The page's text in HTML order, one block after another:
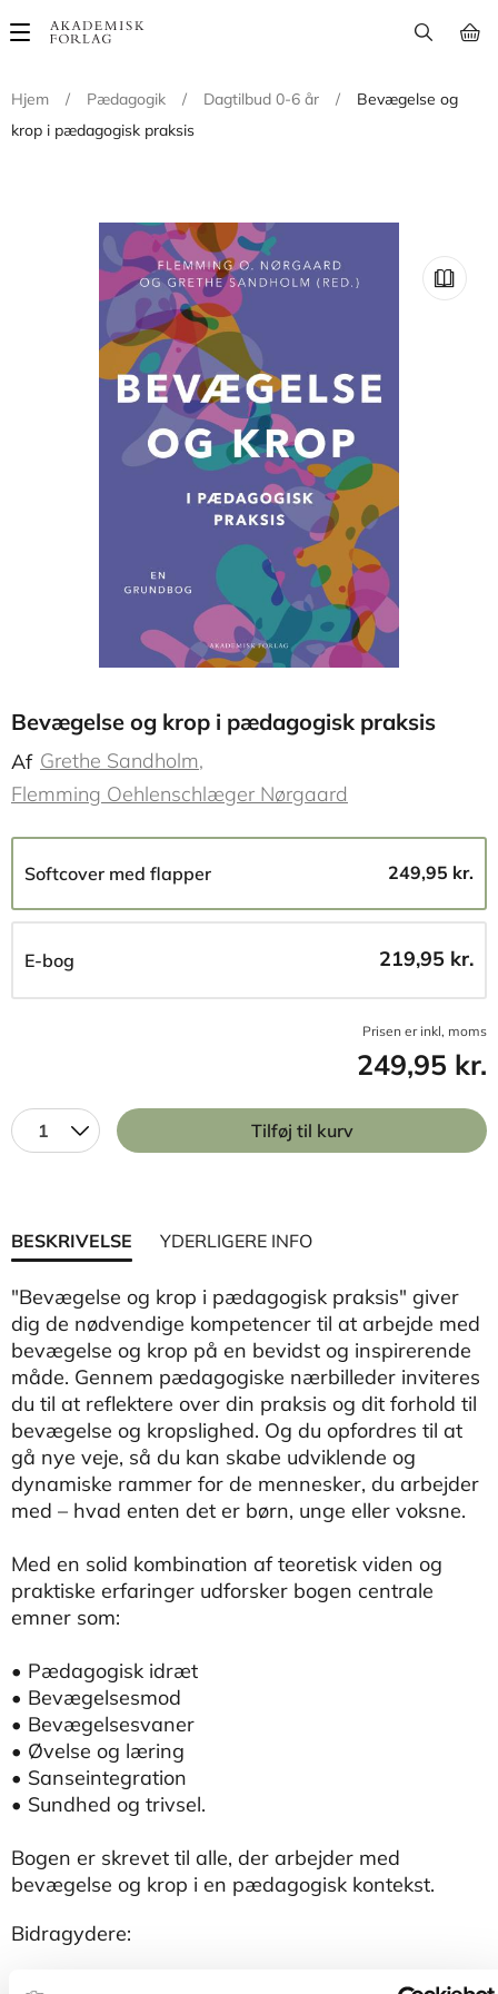
Main
Hjem
/ Pædagogik / Dagtilbud 0-6 år /
Bevægelse og
krop i pædagogisk praksis
Bevægelse og krop i pædagogisk praksis
Af Grethe Sandholm
Flemming Oehlenschlæger Nørgaard
Softcover med flapper 249,95 kr.
E-bog 219,95 kr.
Prisen er inkl, moms
249,95 kr.
1 Tilføj til kurv
BESKRIVELSE YDERLIGERE INFO
"Bevægelse og krop i pædagogisk praksis" giver
dig de nødvendige kompetencer til at arbejde med
bevægelse og krop på en bevidst og inspirerende
måde. Gennem pædagogiske nærbilleder inviteres
du til at reflektere over din praksis og dit forhold til
bevægelse og kropslighed. Og du opfordres til at
gå nye veje, så du kan skabe udviklende og
dynamiske rammer for de mennesker, du arbejder
med – hvad enten det er børn, unge eller voksne.
Med en solid kombination af teoretisk viden og
praktiske erfaringer udforsker bogen centrale
emner som:
• Pædagogisk idræt
• Bevægelsesmod
• Bevægelsesvaner
• Øvelse og læring
• Sanseintegration
• Sundhed og trivsel.
Bogen er skrevet til alle, der arbejder med
bevægelse og krop i en pædagogisk kontekst.
Bidragydere: